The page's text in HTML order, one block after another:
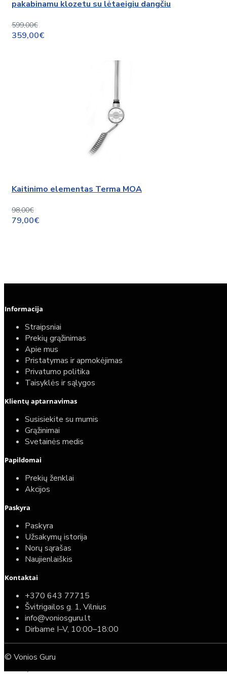
pakabinamu klozetu su lėtaeigiu dangčiu
599,00€
359,00€
Kaitinimo elementas Terma MOA
98,00€
79,00€
Elektrinio gyvatuko paruošimo paslauga
40,00€
25,00€
Komplektas: Tece potinkinis WC rėmas su baltu
mygtuku + Deante Peonia Rimless klozetas su
587,00€
389,00€
Informacija
Straipsniai
Prekių grąžinimas
Apie mus
Pristatymas ir apmokėjimas
Privatumo politika
Taisyklės ir sąlygos
Klientų aptarnavimas
Susisiekite su mumis
Grąžinimai
Svetainės medis
Papildomai
Prekių ženklai
Akcijos
Paskyra
Paskyra
Užsakymų istorija
Norų sąrašas
Naujienlaiškis
Kontaktai
+370 643 77715
Švitrigailos g. 1, Vilnius
info@voniosguru.lt
Dirbame I–V, 10:00–18:00
© Vonios Guru